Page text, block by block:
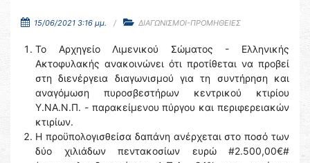
15/06/2021 3:16 μμ. ΔΙΑΓΩΝΙΣΜΟΙ-ΠΡΟΜΗΘΕΙΕΣ
Το Αρχηγείο Λιμενικού Σώματος - Ελληνικής
Ακτοφυλακής ανακοινώνει ότι προτίθεται να προβεί
στη διενέργεια διαγωνισμού για τη συντήρηση και
αναγόμωση πυροσβεστήρων κεντρικού κτιρίου
Υ.ΝΑ.Ν.Π. - παρακείμενου πύργου και περιφερειακών
κτιρίων.
Η προϋπολογισθείσα δαπάνη ανέρχεται στο ποσό των
δύο χιλιάδων πεντακοσίων ευρώ #2.500,00€#